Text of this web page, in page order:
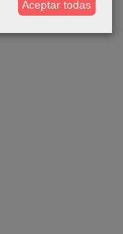
Aceptar todas